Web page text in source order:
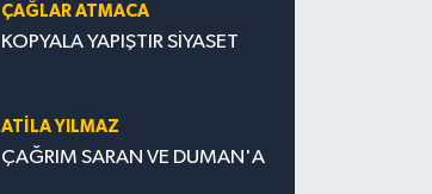
ÇAĞLAR ATMACA
KOPYALA YAPIŞTIR SİYASET
ATILA YILMAZ
ÇAĞRIM SARAN VE DUMAN'A